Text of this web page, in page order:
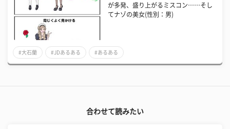
が多発、盛り上がるミスコン……そし
てナゾの美女(性別：男)
#大石蘭 #JDあるある #あるある
合わせて読みたい